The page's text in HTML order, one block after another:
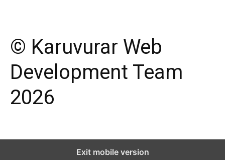
© Karuvurar Web
Development Team
2026
Exit mobile version